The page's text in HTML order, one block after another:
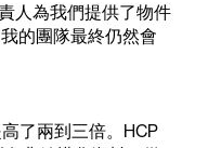
人為我們提供了物件
的團隊最終仍然會
了兩到三倍。HCP